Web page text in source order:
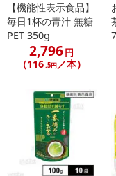
【機能性表示食品】
毎日1杯の青汁 無糖
PET 350g
2,796円
（116.5円／本）